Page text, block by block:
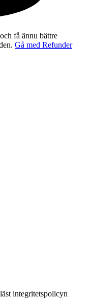
få ännu bättre
Gå med Refunder
integritetspolicyn